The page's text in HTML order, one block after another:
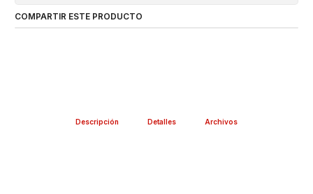
COMPARTIR ESTE PRODUCTO
Descripción Detalles Archivos